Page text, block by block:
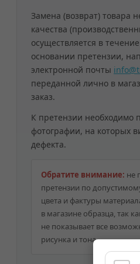
Замена (возврат) товара
качества
осуществляется в течение
основании претензии,
электронной почты
переданной лично в
заказ.
К претензии необходимо
фотографии, на которых
дефекта.
Обратите внимание: не
претензии по
цвета и фактуры
в магазине образца, так
не показывает все
рисунка и тона.